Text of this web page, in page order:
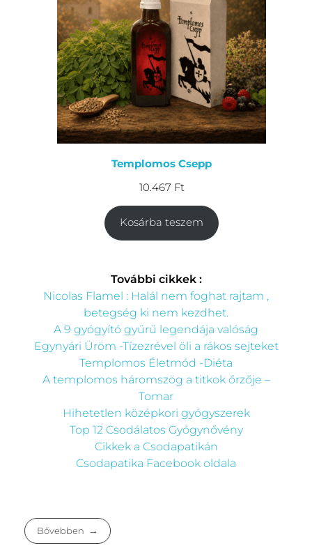
Templomos Csepp
10.467 Ft
Kosárba teszem
További cikkek :
Nicolas Flamel : Halál nem foghat rajtam ,
betegség ki nem kezdhet.
A 9 gyógyító gyűrű legendája valóság
Egynyári Üröm -Tízezrével öli a rákos sejteket
Templomos Életmód -Diéta
A templomos háromszög a titkok őrzője –
Tomar
Hihetetlen középkori gyógyszerek
Top 12 Csodálatos Gyógynővény
Cikkek a Csodapatikán
Csodapatika Facebook oldala
Bővebben